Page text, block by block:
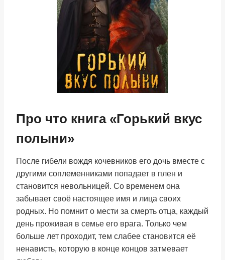
Про что книга «Горький вкус
полыни»
После гибели вождя кочевников его дочь вместе с
другими соплеменниками попадает в плен и
становится невольницей. Со временем она
забывает своё настоящее имя и лица своих
родных. Но помнит о мести за смерть отца, каждый
день проживая в семье его врага. Только чем
больше лет проходит, тем слабее становится её
ненависть, которую в конце концов затмевает